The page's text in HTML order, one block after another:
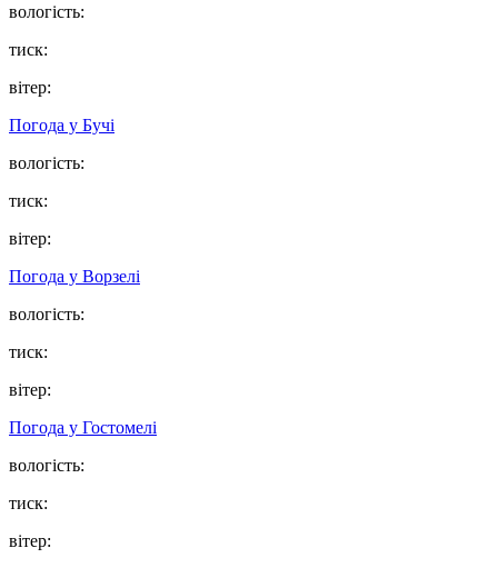
вологість:
тиск:
вітер:
Погода у Бучі
вологість:
тиск:
вітер:
Погода у Ворзелі
вологість:
тиск:
вітер:
Погода у Гостомелі
вологість:
тиск:
вітер: